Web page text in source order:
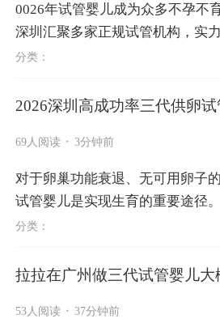
0026年试管婴儿成为众多不孕不
深圳汇聚多家正规试管机构，实
卫健委最新数据、患者口碑，整
分类：
2026深圳高成功率三代供卵
69人阅读 · 3分钟前
对于卵巢功能衰退、无可用卵子
试管婴儿是实现生育的重要途径
区辅助生殖技术高地，多家正规
分类：
拉拉在广州做三代试管婴儿大
53人阅读 · 37分钟前